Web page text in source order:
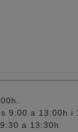
9:00 a 13:00h i
a 13:30h